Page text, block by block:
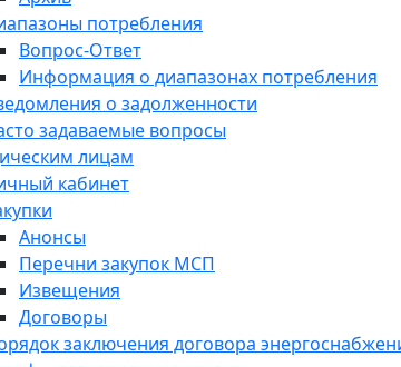
потребления
Вопрос-Ответ
Информация о диапазонах потребления
о задолженности
задаваемые вопросы
лицам
кабинет
Анонсы
Перечни закупок МСП
Извещения
Договоры
заключения договора